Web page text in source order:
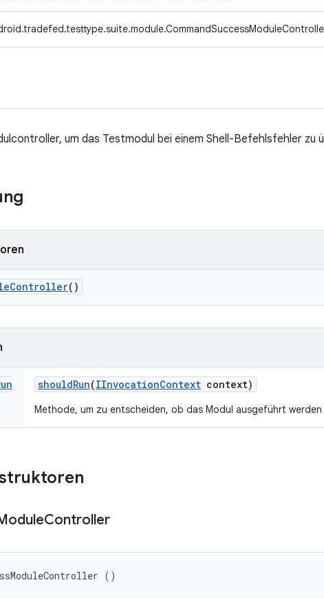
um das Testmodul bei einem Shell-Befehlsfehler zu
Controller()
shouldRun(IInvocationContext context)
Methode, um zu entscheiden, ob das Modul ausgeführt
Controller
()